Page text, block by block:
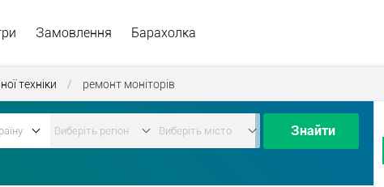
Замовлення Барахолка
техніки / ремонт моніторів
Знайти